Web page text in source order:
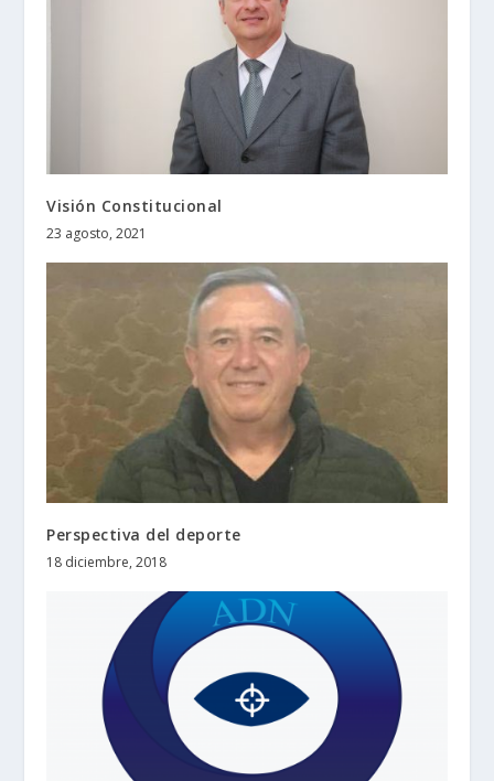
Visión Constitucional
23 agosto, 2021
Perspectiva del deporte
18 diciembre, 2018